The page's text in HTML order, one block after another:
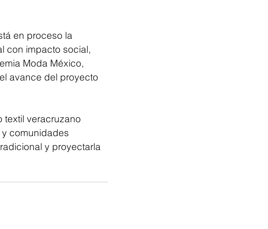
en proceso la
con impacto social,
Moda México,
avance del proyecto
textil veracruzano
comunidades
y proyectarla